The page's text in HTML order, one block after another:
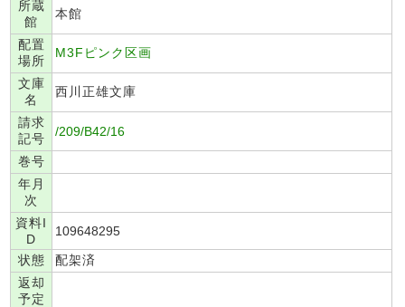
所蔵
館
本館
配置
場所
M3Fピンク区画
文庫
名
西川正雄文庫
請求
記号
/209/B42/16
巻号
年月
次
資料I
D
109648295
状態
配架済
返却
予定